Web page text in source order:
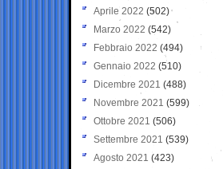
Aprile 2022 (502)
Marzo 2022 (542)
Febbraio 2022 (494)
Gennaio 2022 (510)
Dicembre 2021 (488)
Novembre 2021 (599)
Ottobre 2021 (506)
Settembre 2021 (539)
Agosto 2021 (423)